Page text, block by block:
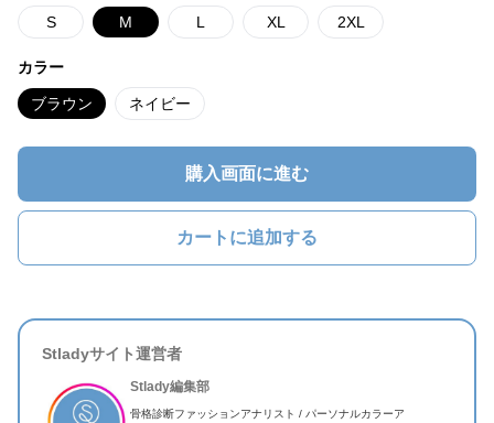
S M L XL 2XL
カラー
ブラウン ネイビー
購入画面に進む
カートに追加する
Stladyサイト運営者
Stlady編集部
骨格診断ファッションアナリスト / パーソナルカラーア